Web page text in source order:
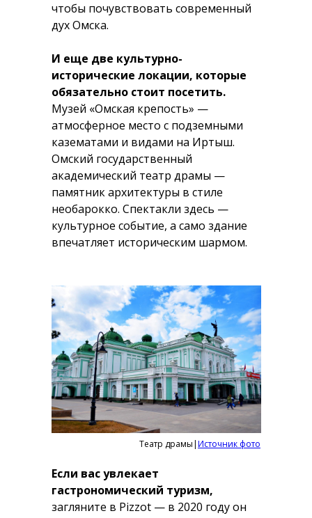
чтобы почувствовать современный
дух Омска.
И еще две культурно-
исторические локации, которые
обязательно стоит посетить.
Музей «Омская крепость» —
атмосферное место с подземными
казематами и видами на Иртыш.
Омский государственный
академический театр драмы —
памятник архитектуры в стиле
необарокко. Спектакли здесь —
культурное событие, а само здание
впечатляет историческим шармом.
Театр драмы|Источник фото
Если вас увлекает
гастрономический туризм,
загляните в Pizzot — в 2020 году он